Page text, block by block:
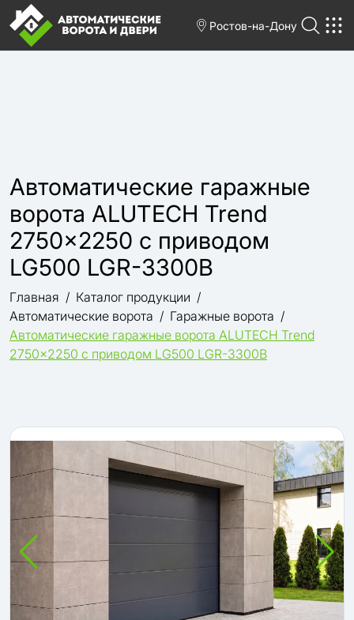
Ростов-на-Дону
Автоматические гаражные
ворота ALUTECH Trend
2750×2250 с приводом
LG500 LGR-3300B
Главная
Каталог продукции
Автоматические ворота
Гаражные ворота
Автоматические гаражные ворота ALUTECH Trend
2750×2250 с приводом LG500 LGR-3300B